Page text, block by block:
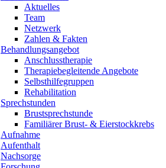
Aktuelles
Team
Netzwerk
Zahlen & Fakten
Behandlungsangebot
Anschlusstherapie
Therapiebegleitende Angebote
Selbsthilfegruppen
Rehabilitation
Sprechstunden
Brustsprechstunde
Familiärer Brust- & Eierstockkrebs
Aufnahme
Aufenthalt
Nachsorge